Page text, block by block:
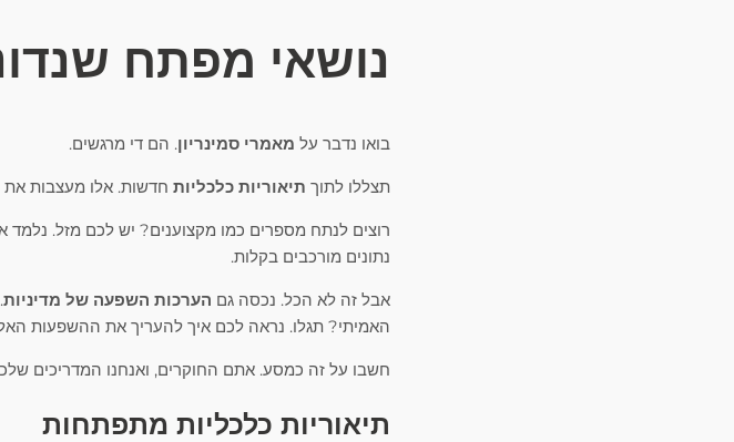
נושאי מפתח
בואו נדבר על מאמרי סמינריון. הם די מרגשים.
תצללו לתוך תיאוריות כלכליות חדשות. אלו מעצבות את
רוצים לנתח מספרים כמו מקצוענים? יש לכם מזל.
נתונים מורכבים בקלות.
אבל זה לא הכל. נכסה גם הערכות השפעה של מדיניות
האמיתי? תגלו. נראה לכם איך להעריך את ההשפעות
חשבו על זה כמסע. אתם החוקרים, ואנחנו המדריכים
תיאוריות כלכליות מתפתחות